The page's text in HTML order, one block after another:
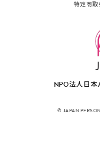
特定商取
NPO法人日本
© JAPAN